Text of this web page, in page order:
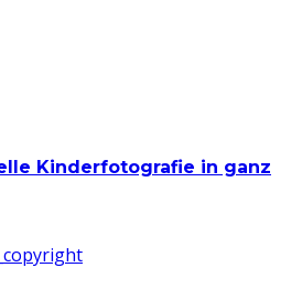
Kinderfotografie in ganz